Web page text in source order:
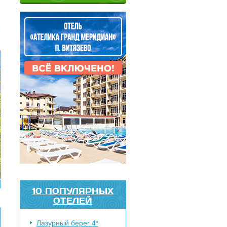
10 ПОПУЛЯРНЫХ
ОТЕЛЕЙ
Лазурный берег 4*